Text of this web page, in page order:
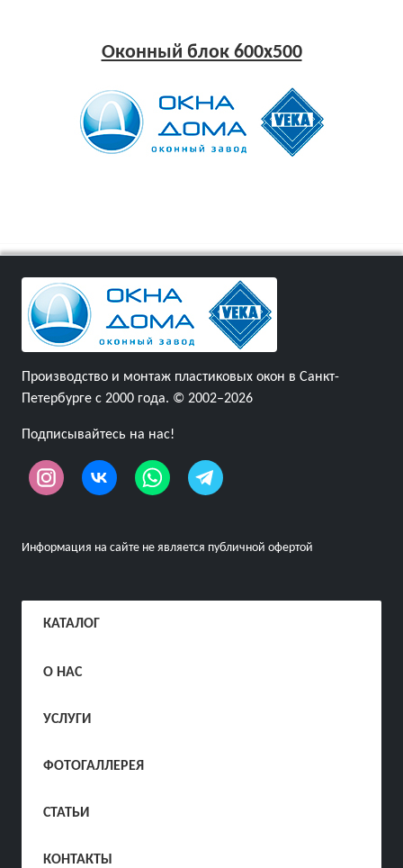
Оконный блок 600x500
Производство и монтаж пластиковых окон в Санкт-
Петербурге с 2000 года. © 2002–2026
Подписывайтесь на нас!
Информация на сайте не является публичной офертой
КАТАЛОГ
О НАС
УСЛУГИ
ФОТОГАЛЛЕРЕЯ
СТАТЬИ
КОНТАКТЫ